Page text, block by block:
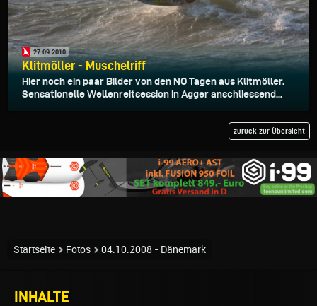
27.09.2010
Klitmöller - Muschelriff
Hier noch ein paar Bilder von den NO Tagen aus Klitmöller.
Sensationelle Wellenreitsession in Agger anschliessend...
zurück zur Übersicht
Startseite Fotos 04.10.2008 - Dänemark
INHALTE